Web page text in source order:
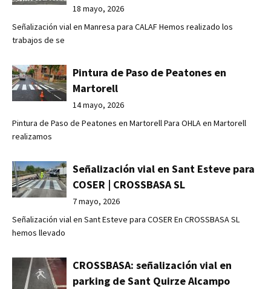
18 mayo, 2026
Señalización vial en Manresa para CALAF Hemos realizado los
trabajos de se
Pintura de Paso de Peatones en
Martorell
14 mayo, 2026
Pintura de Paso de Peatones en Martorell Para OHLA en Martorell
realizamos
Señalización vial en Sant Esteve para
COSER | CROSSBASA SL
7 mayo, 2026
Señalización vial en Sant Esteve para COSER En CROSSBASA SL
hemos llevado
CROSSBASA: señalización vial en
parking de Sant Quirze Alcampo